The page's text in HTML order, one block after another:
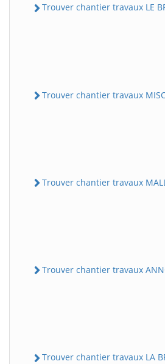
Trouver chantier travaux LE
Trouver chantier travaux
Trouver chantier travaux
Trouver chantier travaux
Trouver chantier travaux LA